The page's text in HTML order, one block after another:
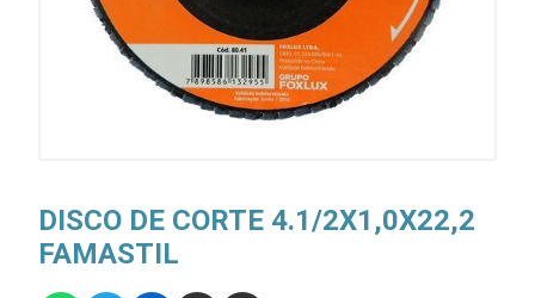
DISCO DE CORTE 4.1/2X1,0X22,2
FAMASTIL